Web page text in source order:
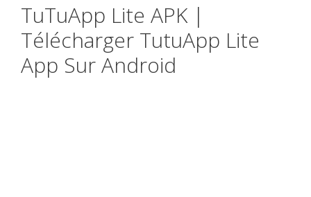
TuTuApp Lite APK |
Télécharger TutuApp Lite
App Sur Android